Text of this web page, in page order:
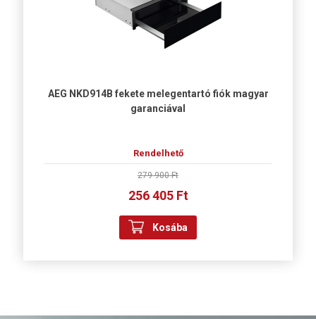
AEG NKD914B fekete melegentartó fiók magyar
garanciával
Rendelhető
279 900 Ft
256 405 Ft
Kosába